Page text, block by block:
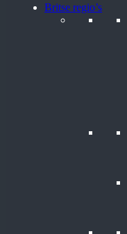
Britse regio’s